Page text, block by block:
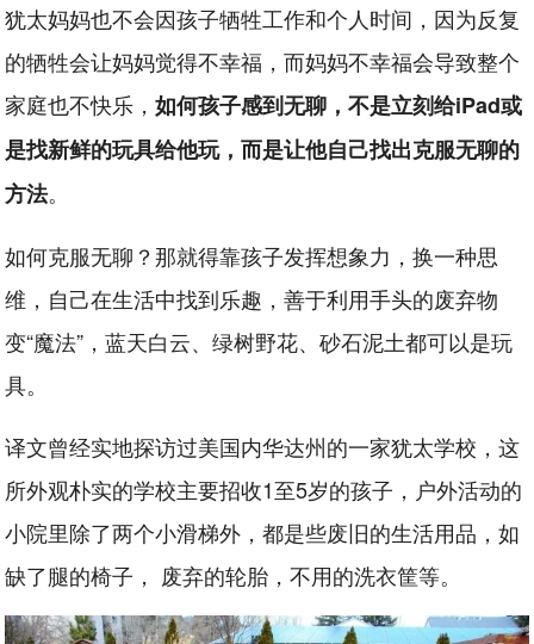
犹太妈妈也不会因孩子牺牲工作和个人时间，因为反复
的牺牲会让妈妈觉得不幸福，而妈妈不幸福会导致整个
家庭也不快乐，如何孩子感到无聊，不是立刻给iPad或
是找新鲜的玩具给他玩，而是让他自己找出克服无聊的
方法。
如何克服无聊？那就得靠孩子发挥想象力，换一种思
维，自己在生活中找到乐趣，善于利用手头的废弃物
变“魔法”，蓝天白云、绿树野花、砂石泥土都可以是玩
具。
译文曾经实地探访过美国内华达州的一家犹太学校，这
所外观朴实的学校主要招收1至5岁的孩子，户外活动的
小院里除了两个小滑梯外，都是些废旧的生活用品，如
缺了腿的椅子， 废弃的轮胎，不用的洗衣筐等。